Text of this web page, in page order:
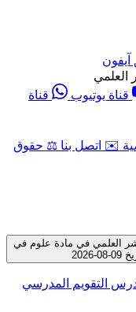
العلمي
قناة يوتيوب
قناة
✉️ اتصل بنا ⚖️ حقوق
العلمي في مادة علوم في
التقويم المدرسي